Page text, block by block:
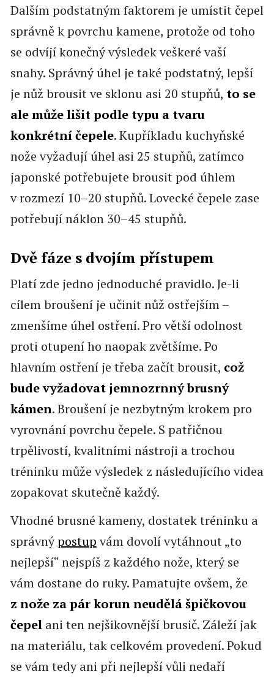
Dalším podstatným faktorem je umístit čepel
správně k povrchu kamene, protože od toho
se odvíjí konečný výsledek veškeré vaší
snahy. Správný úhel je také podstatný, lepší
je nůž brousit ve sklonu asi 20 stupňů, to se
ale může lišit podle typu a tvaru
konkrétní čepele. Kupříkladu kuchyňské
nože vyžadují úhel asi 25 stupňů, zatímco
japonské potřebujete brousit pod úhlem
v rozmezí 10–20 stupňů. Lovecké čepele zase
potřebují náklon 30–45 stupňů.
Dvě fáze s dvojím přístupem
Platí zde jedno jednoduché pravidlo. Je-li
cílem broušení je učinit nůž ostřejším –
zmenšíme úhel ostření. Pro větší odolnost
proti otupení ho naopak zvětšíme. Po
hlavním ostření je třeba začít brousit, což
bude vyžadovat jemnozrnný brusný
kámen. Broušení je nezbytným krokem pro
vyrovnání povrchu čepele. S patřičnou
trpělivostí, kvalitními nástroji a trochou
tréninku může výsledek z následujícího videa
zopakovat skutečně každý.
Vhodné brusné kameny, dostatek tréninku a
správnýpostupvám dovolí vytáhnout „to
nejlepší“ nejspíš z každého nože, který se
vám dostane do ruky. Pamatujte ovšem, že
z nože za pár korun neudělá špičkovou
čepel ani ten nejšikovnější brusič. Záleží jak
na materiálu, tak celkovém provedení. Pokud
se vám tedy ani při nejlepší vůli nedaří